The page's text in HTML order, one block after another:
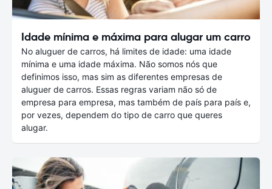
Idade mínima e máxima para alugar um carro
No aluguer de carros, há limites de idade: uma idade
mínima e uma idade máxima. Não somos nós que
definimos isso, mas sim as diferentes empresas de
aluguer de carros. Essas regras variam não só de
empresa para empresa, mas também de país para país e,
por vezes, dependem do tipo de carro que queres
alugar.